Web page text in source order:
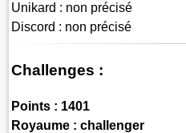
Unikard : non précisé
Discord : non précisé
Challenges :
Points : 1401
Royaume : challenger